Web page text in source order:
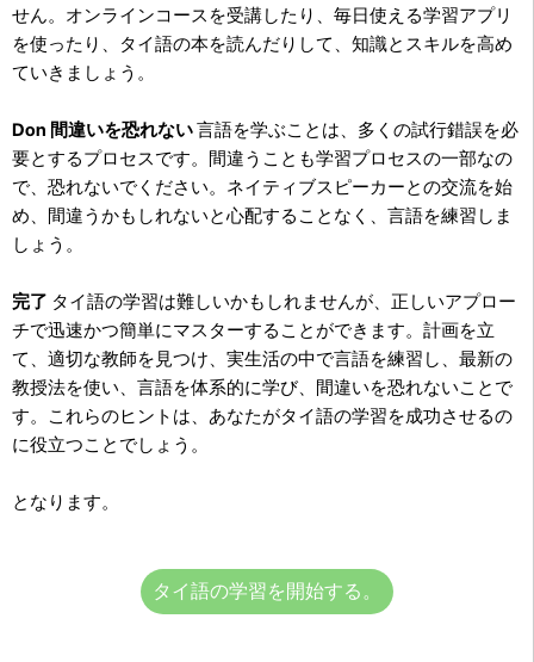
せん。オンラインコースを受講したり、毎日使える学習アプリ
を使ったり、タイ語の本を読んだりして、知識とスキルを高め
ていきましょう。
Don 間違いを恐れない言語を学ぶことは、多くの試行錯誤を必
要とするプロセスです。間違うことも学習プロセスの一部なの
で、恐れないでください。ネイティブスピーカーとの交流を始
め、間違うかもしれないと心配することなく、言語を練習しま
しょう。
完了 タイ語の学習は難しいかもしれませんが、正しいアプロー
チで迅速かつ簡単にマスターすることができます。計画を立
て、適切な教師を見つけ、実生活の中で言語を練習し、最新の
教授法を使い、言語を体系的に学び、間違いを恐れないことで
す。これらのヒントは、あなたがタイ語の学習を成功させるの
に役立つことでしょう。
となります。
タイ語の学習を開始する。